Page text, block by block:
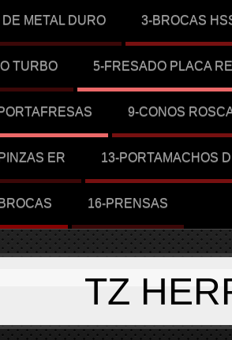
METAL DURO 3-BROCAS
TURBO 5-FRESADO PLACA
9-CONOS
ER 13-PORTAMACHOS
16-PRENSAS
TZ